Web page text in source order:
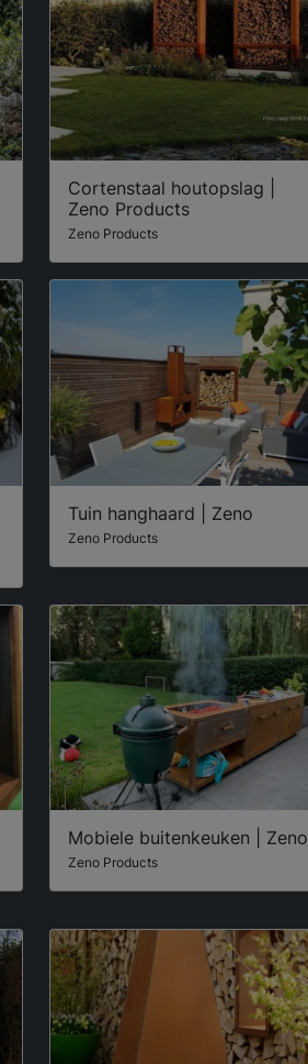
Cortenstaal houtopslag |
Zeno Products
Zeno Products
Tuin hanghaard | Zeno
Zeno Products
Mobiele buitenkeuken | Zeno
Zeno Products